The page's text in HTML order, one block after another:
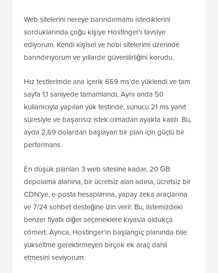
Web sitelerini nereye barındırmamı istediklerini
sorduklarında çoğu kişiye Hostinger'ı tavsiye
ediyorum. Kendi kişisel ve hobi sitelerimi üzerinde
barındırıyorum ve yıllardır güvenilirliğini korudu.
Hız testlerimde ana içerik 659 ms'de yüklendi ve tam
sayfa 1,1 saniyede tamamlandı. Aynı anda 50
kullanıcıyla yapılan yük testinde, sunucu 21 ms yanıt
süresiyle ve başarısız istek olmadan ayakta kaldı. Bu,
ayda 2,69 dolardan başlayan bir plan için güçlü bir
performans.
En düşük planları 3 web sitesine kadar, 20 GB
depolama alanına, bir ücretsiz alan adına, ücretsiz bir
CDN'ye, e-posta hesaplarına, yapay zeka araçlarına
ve 7/24 sohbet desteğine izin verir. Bu, listemizdeki
benzer fiyatlı diğer seçeneklere kıyasla oldukça
cömert. Ayrıca, Hostinger'ın başlangıç planında bile
yükseltme gerektirmeyen birçok ek araç dahil
etmesini seviyorum.